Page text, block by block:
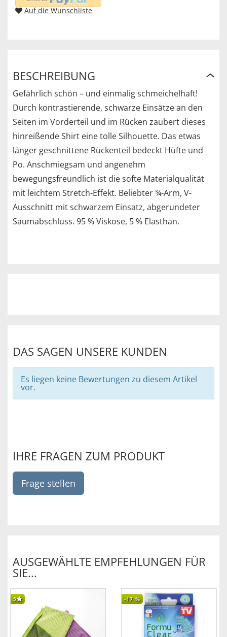
Auf die Wunschliste
BESCHREIBUNG
Gefährlich schön – und einmalig schmeichelhaft!
Durch kontrastierende, schwarze Einsätze an den
Seiten im Vorderteil und im Rücken zaubert dieses
hinreißende Shirt eine tolle Silhouette. Das etwas
länger geschnittene Rückenteil bedeckt Hüfte und
Po. Anschmiegsam und angenehm
bewegungsfreundlich ist die softe Materialqualität
mit leichtem Stretch-Effekt. Beliebter ¾-Arm, V-
Ausschnitt mit schwarzem Einsatz, abgerundeter
Saumabschluss. 95 % Viskose, 5 % Elasthan.
DAS SAGEN UNSERE KUNDEN
Es liegen keine Bewertungen zu diesem Artikel
vor.
IHRE FRAGEN ZUM PRODUKT
Frage stellen
AUSGEWÄHLTE EMPFEHLUNGEN FÜR
SIE...
5 -17%